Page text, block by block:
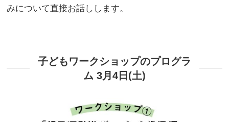
みについて直接お話しします。
子どもワークショップのプログラ
ム 3月4日(土)